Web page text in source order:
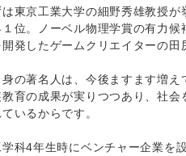
東京工業大学の細野秀雄教授
位。ノーベル物理学賞の有力候
発したゲームクリエイターの田
の著名人は、今後ますます増え
育の成果が実りつつあり、社
いるからです。
科4年生時にベンチャー企業を